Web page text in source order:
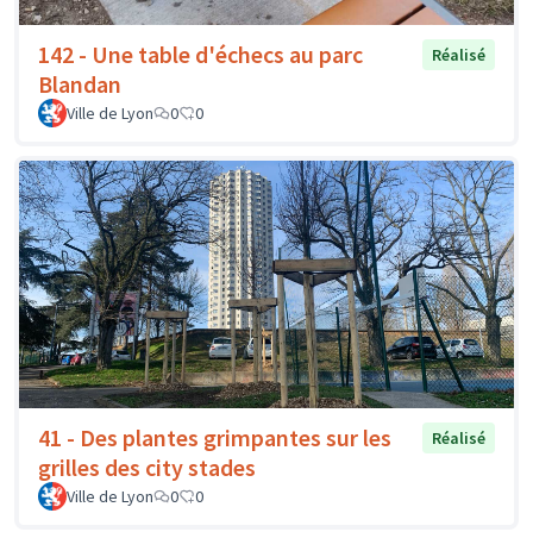
142 - Une table d'échecs au parc
Blandan
Réalisé
Ville de Lyon 0 0
41 - Des plantes grimpantes sur les
grilles des city stades
Réalisé
Ville de Lyon 0 0